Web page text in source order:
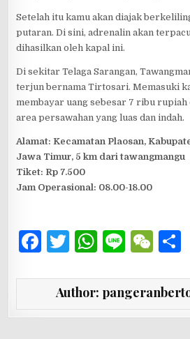
Setelah itu kamu akan diajak
putaran. Di sini, adrenalin akan
dihasilkan oleh kapal ini.
Di sekitar Telaga Sarangan,
terjun bernama Tirtosari. Memasuki
membayar uang sebesar 7 ribu rupiah
area persawahan yang luas dan indah.
Alamat: Kecamatan Plaosan,
Jawa Timur, 5 km dari tawangmangu
Tiket: Rp 7.500
Jam Operasional: 08.00-18.00
F
c
e
T
it
te
W
at
s
Li
e
W
C
h
Author: